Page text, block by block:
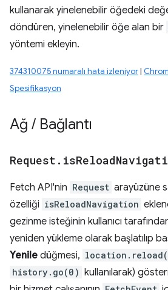
kullanarak yinelenebilir öğedeki
döndüren, yinelenebilir öğe alan bir
yöntemi ekleyin.
374310075 numaralı hata izleniyor|
Spesifikasyon
Ağ / Bağlantı
Request . isReload
Fetch API'nin Request arayüzüne
özelliği isReloadNavigation
gezinme isteğinin kullanıcı
yeniden yükleme olarak başlatılıp
Yenile düğmesi,
history.go(0) kullanılarak)